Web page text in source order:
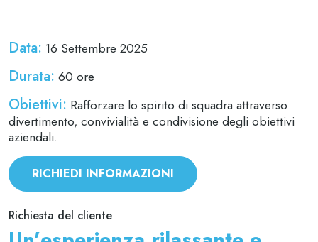
Data: 16 Settembre 2025
Durata: 60 ore
Obiettivi: Rafforzare lo spirito di squadra attraverso
divertimento, convivialità e condivisione degli obiettivi
aziendali.
RICHIEDI INFORMAZIONI
Richiesta del cliente